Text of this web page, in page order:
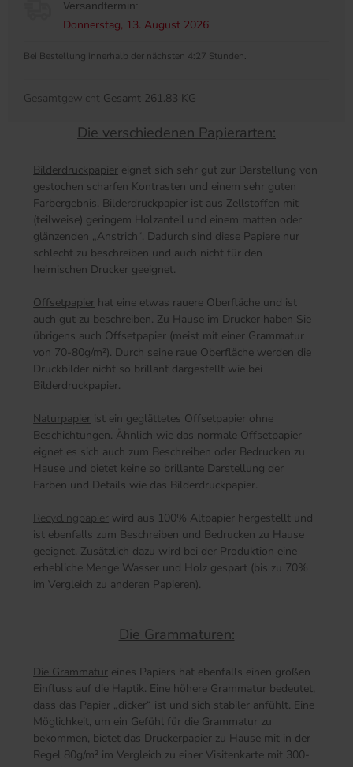
Versandtermin:
Donnerstag, 13. August 2026
Bei Bestellung innerhalb der nächsten 4:27 Stunden.
Gesamtgewicht Gesamt 261.83 KG
Die verschiedenen Papierarten:
Bilderdruckpapier eignet sich sehr gut zur Darstellung von
gestochen scharfen Kontrasten und einem sehr guten
Farbergebnis. Bilderdruckpapier ist aus Zellstoffen mit
(teilweise) geringem Holzanteil und einem matten oder
glänzenden „Anstrich“. Dadurch sind diese Papiere nur
schlecht zu beschreiben und auch nicht für den
heimischen Drucker geeignet.
Offsetpapier hat eine etwas rauere Oberfläche und ist
auch gut zu beschreiben. Zu Hause im Drucker haben Sie
übrigens auch Offsetpapier (meist mit einer Grammatur
von 70-80g/m²). Durch seine raue Oberfläche werden die
Druckbilder nicht so brillant dargestellt wie bei
Bilderdruckpapier.
Naturpapier ist ein geglättetes Offsetpapier ohne
Beschichtungen. Ähnlich wie das normale Offsetpapier
eignet es sich auch zum Beschreiben oder Bedrucken zu
Hause und bietet keine so brillante Darstellung der
Farben und Details wie das Bilderdruckpapier.
Recyclingpapier wird aus 100% Altpapier hergestellt und
ist ebenfalls zum Beschreiben und Bedrucken zu Hause
geeignet. Zusätzlich dazu wird bei der Produktion eine
erhebliche Menge Wasser und Holz gespart (bis zu 70%
im Vergleich zu anderen Papieren).
Die Grammaturen:
Die Grammatur eines Papiers hat ebenfalls einen großen
Einfluss auf die Haptik. Eine höhere Grammatur bedeutet,
dass das Papier „dicker“ ist und sich stabiler anfühlt. Eine
Möglichkeit, um ein Gefühl für die Grammatur zu
bekommen, bietet das Druckerpapier zu Hause mit in der
Regel 80g/m² im Vergleich zu einer Visitenkarte mit 300-